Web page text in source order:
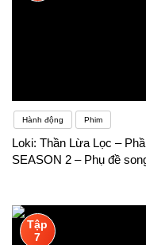
Hành động Phim
Loki: Thần Lừa Lọc –
SEASON 2 – Phụ đề
Tập
7